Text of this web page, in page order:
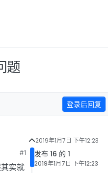
题
登录后回复
#1
实就
2019年1月7日 下午12:23
发布 16 的 1
2019年1月7日 下午12:23